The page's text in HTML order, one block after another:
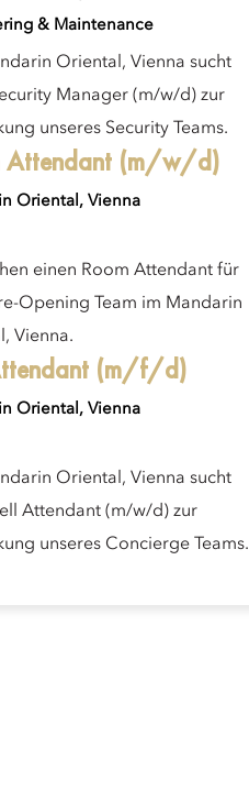
& Maintenance
Oriental, Vienna sucht
Manager (m/w/d) zur
unseres Security Teams.
Attendant (m/w/d)
Oriental, Vienna
einen Room Attendant für
Opening Team im Mandarin
Vienna.
(m/f/d)
Oriental, Vienna
Oriental, Vienna sucht
Attendant (m/w/d) zur
unseres Concierge Teams.